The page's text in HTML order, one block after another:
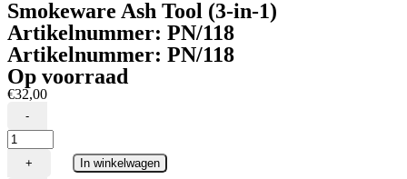
Smokeware Ash Tool (3-in-1)
Artikelnummer: PN/118
Artikelnummer: PN/118
Op voorraad
€32,00
-
Smokeware
Ash
Tool+ In winkelwagen